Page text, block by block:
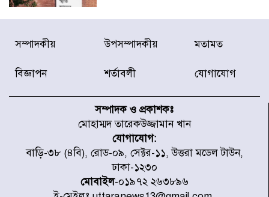
রাজধানীর উত্তরা আঞ্চলিক পাসপোর্ট
অফিসের সামনে দালাল চক্রের ১৩ জন
করেছে র‌্যাব-১
চূড়ান্ত পর্যায়ে : ইরান
প্রত্যেক অপরাধীর বিচার এ দেশেই
হবে, সে যত শক্তিশালীই হোক না কেন,
চট্টগ্রামে জুলাই গণঅভ্যুত্থান দিবসে
প্রতিমন্ত্রী মীর হেলাল
সম্পাদকীয় উপসম্পাদকীয় মতামত
বিজ্ঞাপন শর্তাবলী যোগাযোগ
সম্পাদক ও প্রকাশকঃ
মোহাম্মদ তারেকউজ্জামান খান
যোগাযোগ:
বাড়ি-৩৮ (৪বি), রোড-০৯, সেক্টর-১১, উত্তরা মডেল টাউন,
ঢাকা-১২৩০
মোবাইল-০১৯৭২ ২৬৩৮৯৬